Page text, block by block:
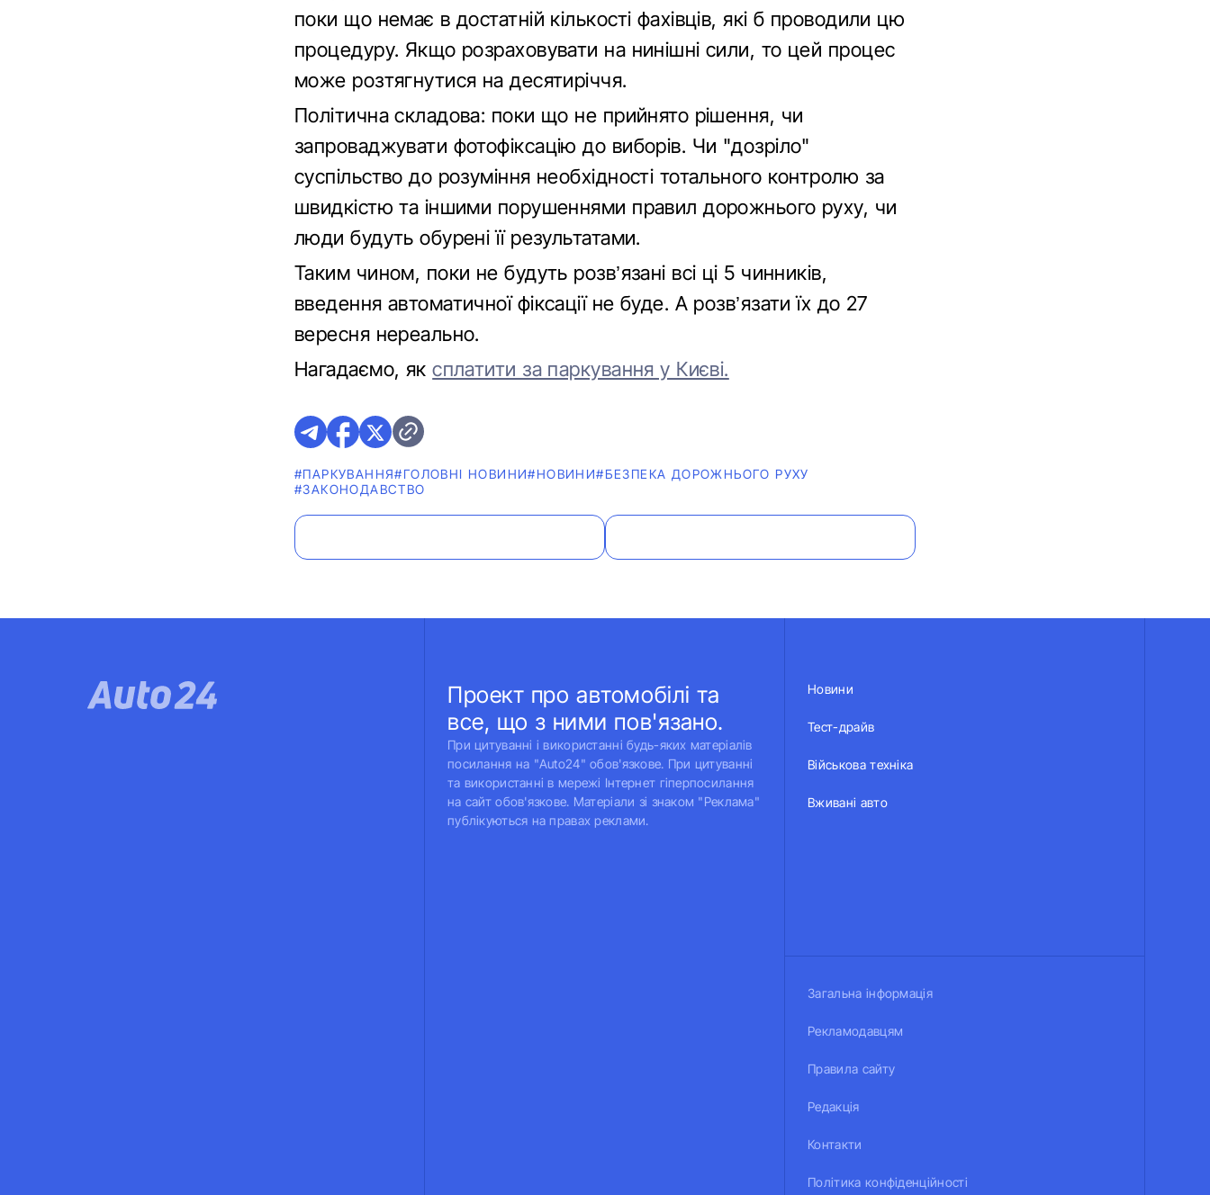
поки що немає в достатній кількості фахівців, які б проводили цю
процедуру. Якщо розраховувати на нинішні сили, то цей процес
може розтягнутися на десятиріччя.
Політична складова: поки що не прийнято рішення, чи
запроваджувати фотофіксацію до виборів. Чи "дозріло"
суспільство до розуміння необхідності тотального контролю за
швидкістю та іншими порушеннями правил дорожнього руху, чи
люди будуть обурені її результатами.
Таким чином, поки не будуть розв’язані всі ці 5 чинників,
введення автоматичної фіксації не буде. А розв’язати їх до 27
вересня нереально.
Нагадаємо, яксплатити за паркування у Києві.
#ПАРКУВАННЯ#ГОЛОВНІ НОВИНИ#НОВИНИ#БЕЗПЕКА ДОРОЖНЬОГО РУХУ
#ЗАКОНОДАВСТВО
Проект про автомобілі та
все, що з ними пов'язано.
При цитуванні і використанні будь-яких матеріалів
посилання на "Auto24" обов'язкове. При цитуванні
та використанні в мережі Інтернет гіперпосилання
на сайт обов'язкове. Матеріали зі знаком "Реклама"
публікуються на правах реклами.
Новини
Тест-драйв
Військова техніка
Вживані авто
Загальна інформація
Рекламодавцям
Правила сайту
Редакція
Контакти
Політика конфіденційності